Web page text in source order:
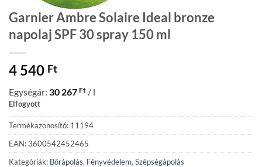
Garnier Ambre Solaire Ideal bronze
napolaj SPF 30 spray 150 ml
4 540 Ft
Egységár: 30 267 Ft / l
Elfogyott
Termékazonosító: 11194
EAN: 3600542452465
Kategóriák: Bőrápolás, Fényvédelem, Szépségápolás